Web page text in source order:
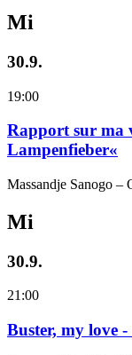
Mi
30.9.
19:00
Rapport sur ma
Lampenfieber«
Massandje Sanogo –
Mi
30.9.
21:00
Buster, my love